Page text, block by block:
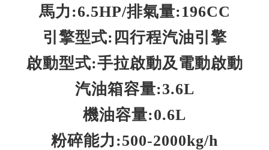
馬力:6.5HP/排氣量:196CC
引擎型式:四行程汽油引擎
啟動型式:手拉啟動及電動啟動
汽油箱容量:3.6L
機油容量:0.6L
粉碎能力:500-2000kg/h